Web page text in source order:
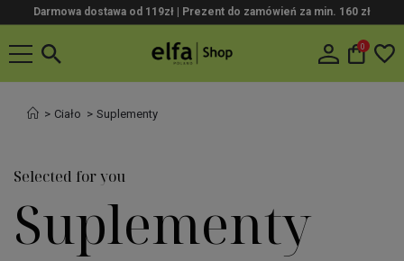
Darmowa dostawa od 119zł | Prezent do zamówień za min. 160 zł
0
Ciało Suplementy
Selected for you
Suplementy